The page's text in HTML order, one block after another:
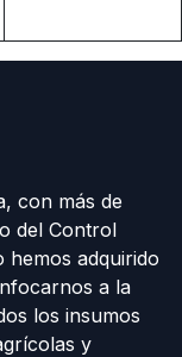
con más de
del Control
hemos adquirido
a la
los insumos
y